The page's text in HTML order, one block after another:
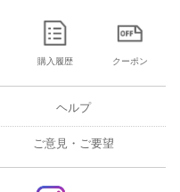
購入履歴 クーポン
ヘルプ
ご意見・ご要望